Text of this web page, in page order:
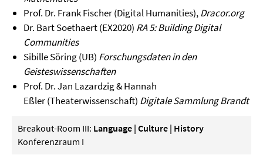
Prof. Dr. Frank Fischer (Digital Humanities),Dracor.org
Dr. Bart Soethaert (EX2020) RA 5: Building Digital
Communities
Sibille Söring (UB) Forschungsdaten in den
Geisteswissenschaften
Prof. Dr. Jan Lazardzig & Hannah
Eßler (Theaterwissenschaft) Digitale Sammlung Brandt
Breakout-Room III: Language | Culture | History
Konferenzraum I